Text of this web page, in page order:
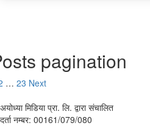
pagination
… 23 Next
अयोध्या मिडिया प्रा. लि. द्वारा संचालित
दर्ता नम्बर: 00161/079/080